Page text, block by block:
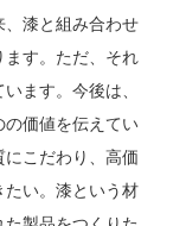
漆と組み合わせ
ます。ただ、それ
ます。今後は、
の価値を伝えてい
にこだわり、高価
い。漆という材